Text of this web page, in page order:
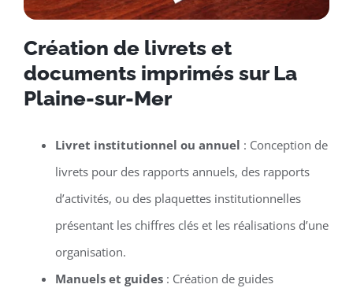
Création de livrets et
documents imprimés sur La
Plaine-sur-Mer
Livret institutionnel ou annuel : Conception de
livrets pour des rapports annuels, des rapports
d’activités, ou des plaquettes institutionnelles
présentant les chiffres clés et les réalisations d’une
organisation.
Manuels et guides: Création de guides